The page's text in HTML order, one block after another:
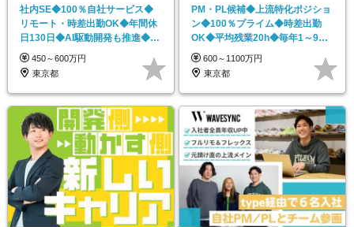
社内SE◆100％自社サービス◆
リモート・時差出勤OK◆年間休
日130日◆AI駆動開発も推進◆服
装自由
450～600万円
東京都
PM・PL候補◆上流特化ポジショ
ン◆100％プライム◆時差出勤
OK◆平均残業20h◆毎年1～9万
円月給UP！
600～1100万円
東京都